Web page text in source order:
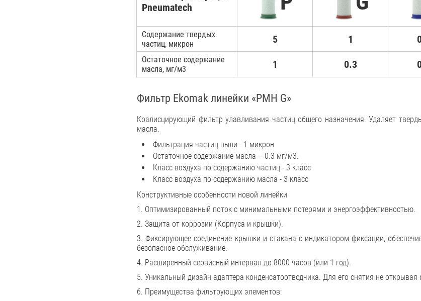
Pneumatech
Содержание твердых
частиц, микрон
Остаточное содержание
масла, мг/м3
5 1
1 0.3
Фильтр Ekomak линейки «PMH G»
Коалисцирующий фильтр улавливания частиц общего назначения. Удаляет
масла.
Фильтрация частиц пыли - 1 микрон
Остаточное содержание масла – 0.3 мг/м3.
Класс воздуха по содержанию частиц - 3 класс
Класс воздуха по содержанию масла - 3 класс
Конструктивные особенности новой линейки
1. Оптимизированный поток с минимальными потерями и энергоэффективностью.
2. Защита от коррозии (Корпуса и крышки).
3. Фиксирующее соединение крышки и стакана с индикатором фиксации,
безопасное обслуживание.
4. Расширенный сервисный интервал до 8000 часов (или 1 год).
5. Уникальный дизайн адаптера конденсатоотводчика. Для его снятия не открывая
6. Преимущества фильтрующих элементов: